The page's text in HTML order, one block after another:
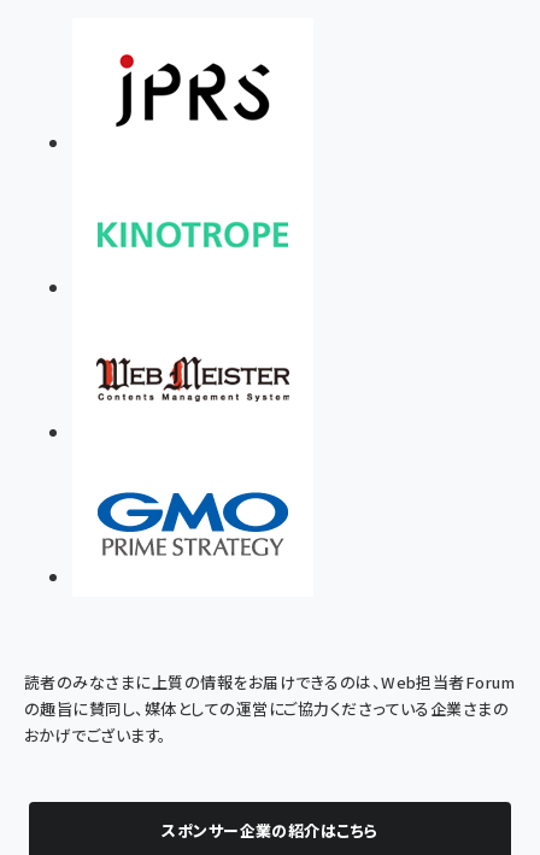
読者のみなさまに上質の情報をお届けできるのは、Web担当者Forum
の趣旨に賛同し、媒体としての運営にご協力くださっている企業さまの
おかげでございます。
スポンサー企業の紹介はこちら